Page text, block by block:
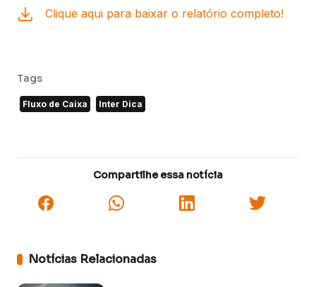
Clique aqui para baixar o relatório completo!
Tags
Fluxo de Caixa Inter Dica
Compartilhe essa notícia
Notícias Relacionadas